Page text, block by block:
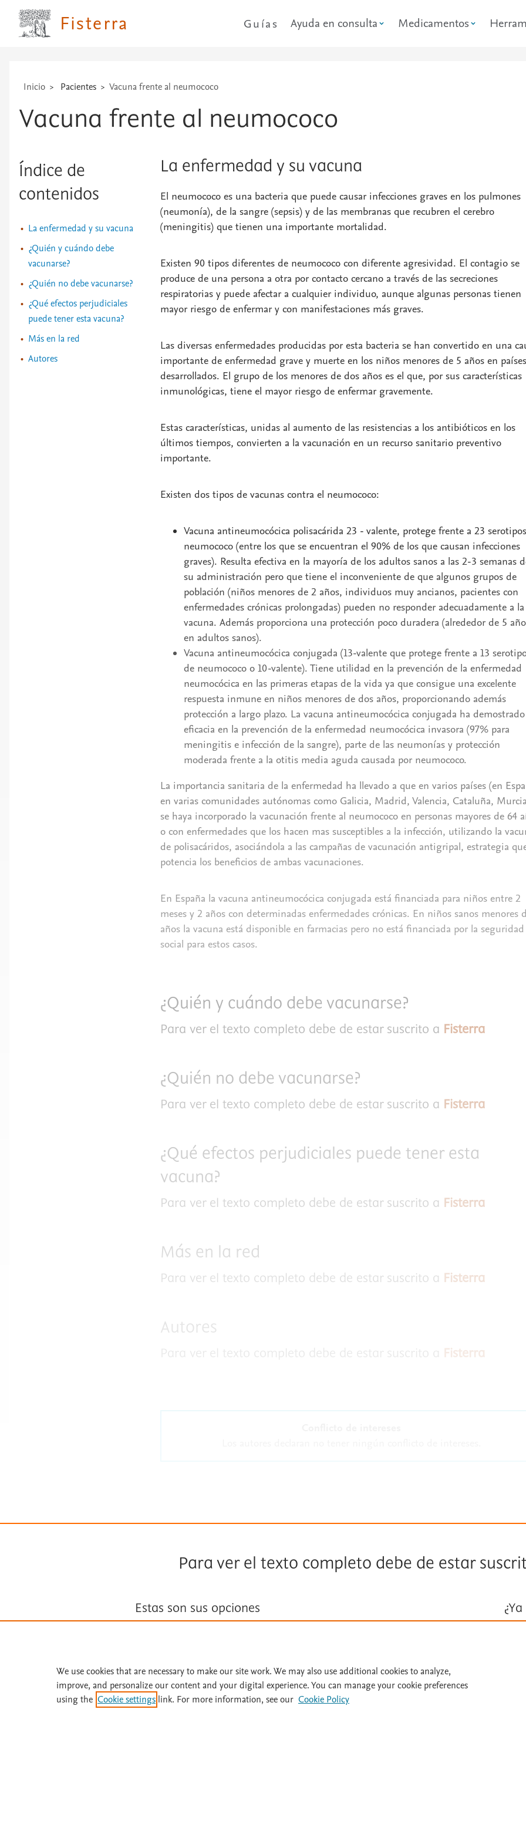
Fisterra Guías Ayuda en consulta Medicamentos
Inicio Pacientes Vacuna frente al neumococo
Vacuna frente al neumococo
Índice de
contenidos
La enfermedad y su vacuna
¿Quién y cuándo debe
vacunarse?
¿Quién no debe vacunarse?
¿Qué efectos perjudiciales
puede tener esta vacuna?
Más en la red
Autores
La enfermedad y su vacuna
El neumococo es una bacteria que puede causar infecciones graves en los pulmones
(neumonía), de la sangre (sepsis) y de las membranas que recubren el cerebro
(meningitis) que tienen una importante mortalidad.
Existen 90 tipos diferentes de neumococo con diferente agresividad. El contagio se
produce de una persona a otra por contacto cercano a través de las secreciones
respiratorias y puede afectar a cualquier individuo, aunque algunas personas tienen
mayor riesgo de enfermar y con manifestaciones más graves.
Las diversas enfermedades producidas por esta bacteria se han convertido en una
importante de enfermedad grave y muerte en los niños menores de 5 años en países
desarrollados. El grupo de los menores de dos años es el que, por sus características
inmunológicas, tiene el mayor riesgo de enfermar gravemente.
Estas características, unidas al aumento de las resistencias a los antibióticos en los
últimos tiempos, convierten a la vacunación en un recurso sanitario preventivo
importante.
Existen dos tipos de vacunas contra el neumococo:
Vacuna antineumocócica polisacárida 23 - valente, protege frente a 23
neumococo (entre los que se encuentran el 90% de los que causan infecciones
graves). Resulta efectiva en la mayoría de los adultos sanos a las 2-3 semanas
su administración pero que tiene el inconveniente de que algunos grupos de
población (niños menores de 2 años, individuos muy ancianos, pacientes con
enfermedades crónicas prolongadas) pueden no responder adecuadamente a la
vacuna. Además proporciona una protección poco duradera (alrededor de 5
en adultos sanos).
Vacuna antineumocócica conjugada (13-valente que protege frente a 13
de neumococo o 10-valente). Tiene utilidad en la prevención de la enfermedad
neumocócica en las primeras etapas de la vida ya que consigue una excelente
respuesta inmune en niños menores de dos años, proporcionando además
protección a largo plazo. La vacuna antineumocócica conjugada ha
eficacia en la prevención de la enfermedad neumocócica invasora (97% para
meningitis e infección de la sangre), parte de las neumonías y protección
moderada frente a la otitis media aguda causada por neumococo.
La importancia sanitaria de la enfermedad ha llevado a que en varios países (en
en varias comunidades autónomas como Galicia, Madrid, Valencia, Cataluña,
se haya incorporado la vacunación frente al neumococo en personas mayores de 64
o con enfermedades que los hacen mas susceptibles a la infección, utilizando la
de polisacáridos, asociándola a las campañas de vacunación antigripal, estrategia
potencia los beneficios de ambas vacunaciones.
En España la vacuna antineumocócica conjugada está financiada para niños entre 2
meses y 2 años con determinadas enfermedades crónicas. En niños sanos menores
años la vacuna está disponible en farmacias pero no está financiada por la seguridad
social para estos casos.
¿Quién y cuándo debe vacunarse?
Para ver el texto completo debe de estar suscrito a Fisterra
¿Quién no debe vacunarse?
Para ver el texto completo debe de estar suscrito a Fisterra
¿Qué efectos perjudiciales puede tener esta
vacuna?
Para ver el texto completo debe de estar suscrito a Fisterra
Más en la red
Para ver el texto completo debe de estar suscrito a Fisterra
Autores
Fisterra
Para ver el texto completo debe de estar
Estas son sus opciones
Solicite una prueba gratuita
We use cookies that are necessary to make our site work. We may also use additional cookies to analyze,
improve, and personalize our content and your digital experience. You can manage your cookie preferences
using the Cookie settings link. For more information, see our Cookie Policy